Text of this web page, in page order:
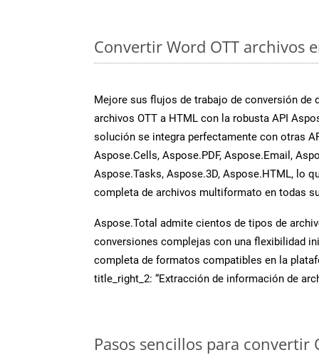
Convertir Word OTT archivos
Mejore sus flujos de trabajo de conversión de
archivos OTT a HTML con la robusta API
solución se integra perfectamente con otras
Aspose.Cells, Aspose.PDF, Aspose.Email,
Aspose.Tasks, Aspose.3D, Aspose.HTML, lo
completa de archivos multiformato en todas
Aspose.Total admite cientos de tipos de
conversiones complejas con una flexibilidad
completa de formatos compatibles en la
title_right_2: “Extracción de información de
Pasos sencillos para convertir